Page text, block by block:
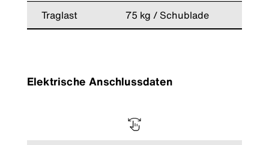
Traglast
75 kg / Schublade
Elektrische Anschlussdaten